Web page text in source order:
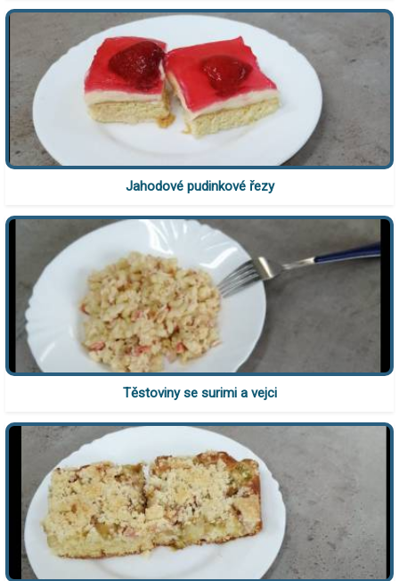
Jahodové pudinkové řezy
Těstoviny se surimi a vejci